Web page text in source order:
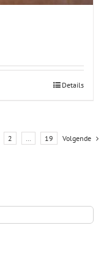
Details
2 … 19 Volgende